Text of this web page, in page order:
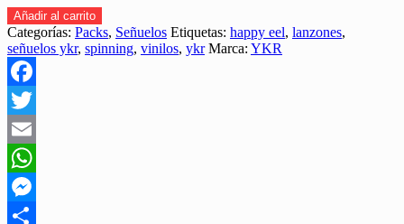
PACK
HAPPY
EEL
de
YKR
GREEN
NATURAL
20-
15-
10GR
“SPINNING
LUBINA"
cantidad
Añadir al carrito
Categorías: Packs, Señuelos Etiquetas: happy eel, lanzones,
señuelos ykr, spinning, vinilos, ykr Marca: YKR
Facebook
Twitter
Email
WhatsApp
Messenger